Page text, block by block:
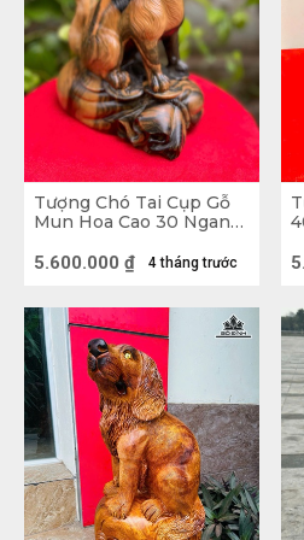
Tùy thuộc vào diện tích không gian để
thước phù
Tượng Chó Tai Cụp Gỗ
Mun Hoa Cao 30 Ngang
4 tháng trước
5.600.000 ₫